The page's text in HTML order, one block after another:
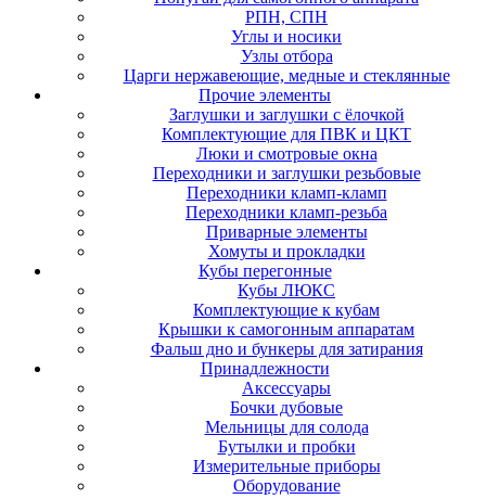
РПН, СПН
Углы и носики
Узлы отбора
Царги нержавеющие, медные и стеклянные
Прочие элементы
Заглушки и заглушки с ёлочкой
Комплектующие для ПВК и ЦКТ
Люки и смотровые окна
Переходники и заглушки резьбовые
Переходники кламп-кламп
Переходники кламп-резьба
Приварные элементы
Хомуты и прокладки
Кубы перегонные
Кубы ЛЮКС
Комплектующие к кубам
Крышки к самогонным аппаратам
Фальш дно и бункеры для затирания
Принадлежности
Аксессуары
Бочки дубовые
Мельницы для солода
Бутылки и пробки
Измерительные приборы
Оборудование